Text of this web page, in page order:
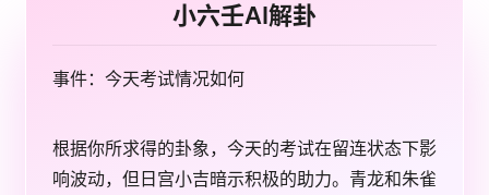
小六壬AI解卦
事件：今天考试情况如何
根据你所求得的卦象，今天的考试在留连状态下影
响波动，但日宫小吉暗示积极的助力。青龙和朱雀